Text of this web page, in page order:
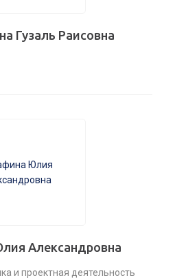
Гузаль Раисовна
Александровна
и проектная деятельность